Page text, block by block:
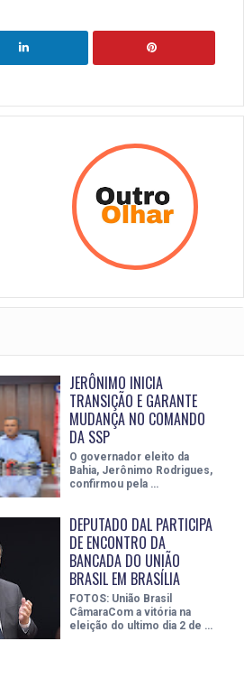
JERÔNIMO INICIA
TRANSIÇÃO E GARANTE
MUDANÇA NO COMANDO
DA SSP
O governador eleito da
Bahia, Jerônimo Rodrigues,
confirmou pela …
DEPUTADO DAL PARTICIPA
DE ENCONTRO DA
BANCADA DO UNIÃO
BRASIL EM BRASÍLIA
FOTOS: União Brasil
CâmaraCom a vitória na
eleição do ultimo dia 2 de …